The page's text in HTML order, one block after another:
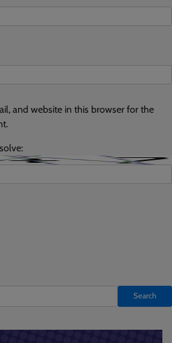
and website in this browser for the
Search